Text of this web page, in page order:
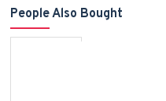
People Also Bought